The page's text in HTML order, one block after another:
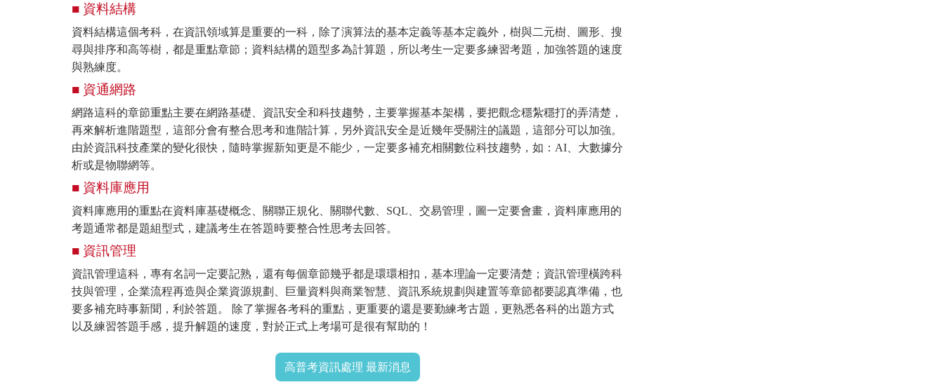
■ 資料結構
資料結構這個考科，在資訊領域算是重要的一科，除了演算法的基本定義等基本定義外，樹與二元樹、圖形、搜
尋與排序和高等樹，都是重點章節；資料結構的題型多為計算題，所以考生一定要多練習考題，加強答題的速度
與熟練度。
■ 資通網路
網路這科的章節重點主要在網路基礎、資訊安全和科技趨勢，主要掌握基本架構，要把觀念穩紮穩打的弄清楚，
再來解析進階題型，這部分會有整合思考和進階計算，另外資訊安全是近幾年受關注的議題，這部分可以加強。
由於資訊科技產業的變化很快，隨時掌握新知更是不能少，一定要多補充相關數位科技趨勢，如：AI、大數據分
析或是物聯網等。
■ 資料庫應用
資料庫應用的重點在資料庫基礎概念、關聯正規化、關聯代數、SQL、交易管理，圖一定要會畫，資料庫應用的
考題通常都是題組型式，建議考生在答題時要整合性思考去回答。
■ 資訊管理
資訊管理這科，專有名詞一定要記熟，還有每個章節幾乎都是環環相扣，基本理論一定要清楚；資訊管理橫跨科
技與管理，企業流程再造與企業資源規劃、巨量資料與商業智慧、資訊系統規劃與建置等章節都要認真準備，也
要多補充時事新聞，利於答題。 除了掌握各考科的重點，更重要的還是要勤練考古題，更熟悉各科的出題方式
以及練習答題手感，提升解題的速度，對於正式上考場可是很有幫助的！
高普考資訊處理 最新消息